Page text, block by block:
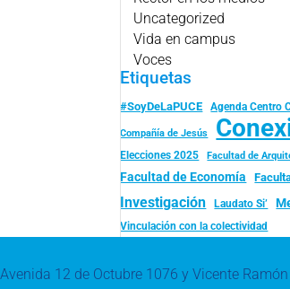
Uncategorized
Vida en campus
Voces
Etiquetas
#SoyDeLaPUCE Agenda Centro
Compañía de Jesús
Elecciones 2025
Facultad de
Facultad de Economía
Investigación Laudato Si’
Vinculación con la colectividad
Avenida 12 de Octubre 1076 y Vicente